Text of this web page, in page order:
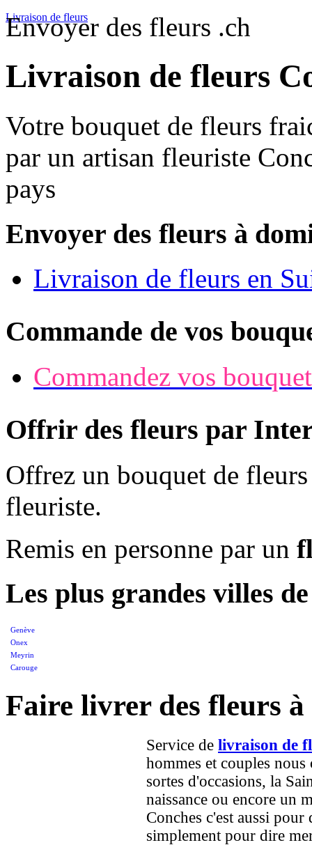
Livraison de fleurs
Envoyer des fleurs .ch
Livraison de fleurs
Votre bouquet de fleurs
par un artisan fleuriste
pays
Envoyer des fleurs à
Livraison de fleurs en
Commande de vos
Commandez vos
Offrir des fleurs par
Offrez un bouquet de
fleuriste.
Remis en personne par un
Les plus grandes villes
Genève
Onex
Meyrin
Carouge
Faire livrer des fleurs à
Service de livraison de
hommes et couples
sortes d'occasions, la
naissance ou encore un
Conches c'est aussi
simplement pour dire